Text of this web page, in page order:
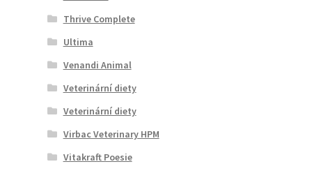
Thrive Complete
Ultima
Venandi Animal
Veterinární diety
Veterinární diety
Virbac Veterinary HPM
Vitakraft Poesie